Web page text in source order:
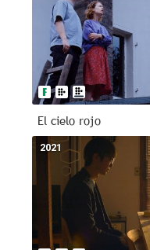
El cielo rojo
2021